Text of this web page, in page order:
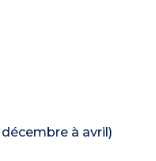
à avril)